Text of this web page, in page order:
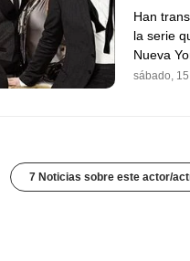
Han
la serie
Nueva
sábado,
7 Noticias sobre este actor/